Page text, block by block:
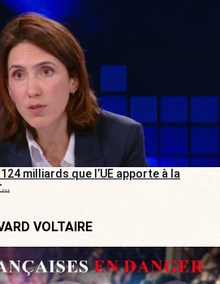
milliards que l’UE apporte à la
VOLTAIRE